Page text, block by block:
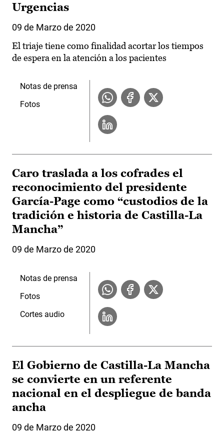
Urgencias
09 de Marzo de 2020
El triaje tiene como finalidad acortar los tiempos
de espera en la atención a los pacientes
Notas de prensa
Fotos
Caro traslada a los cofrades el
reconocimiento del presidente
García-Page como “custodios de la
tradición e historia de Castilla-La
Mancha”
09 de Marzo de 2020
Notas de prensa
Fotos
Cortes audio
El Gobierno de Castilla-La Mancha
se convierte en un referente
nacional en el despliegue de banda
ancha
09 de Marzo de 2020